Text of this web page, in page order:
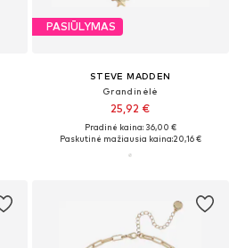
PASIŪLYMAS
STEVE MADDEN
Grandinėlė
25,92 €
Pradinė kaina: 36,00 €
Paskutinė mažiausia kaina:20,16 €